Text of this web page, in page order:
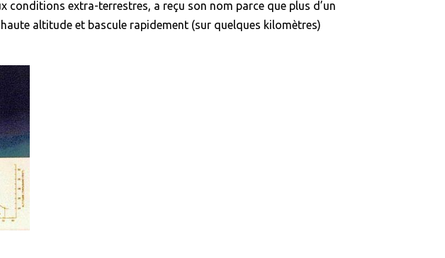
conditions extra-terrestres, a reçu son nom parce que plus d’un
altitude et bascule rapidement (sur quelques kilomètres)